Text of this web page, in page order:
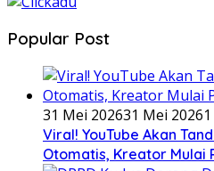
Popular Post
31 Mei 202631 Mei 2026
Viral! YouTube Akan
Otomatis, Kreator Mulai